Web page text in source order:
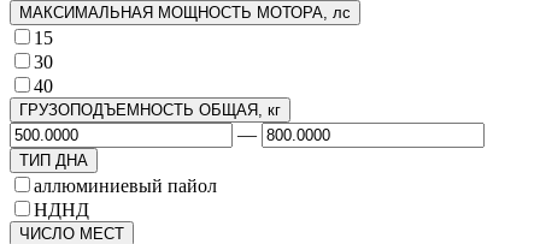
МАКСИМАЛЬНАЯ МОЩНОСТЬ МОТОРА, лс
15
30
40
ГРУЗОПОДЪЕМНОСТЬ ОБЩАЯ, кг
—
ТИП ДНА
аллюминиевый пайол
НДНД
ЧИСЛО МЕСТ